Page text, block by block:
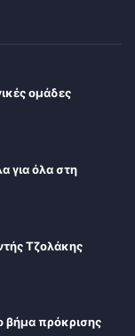
ομάδες
για όλα στη
Τζολάκης
βήμα πρόκρισης